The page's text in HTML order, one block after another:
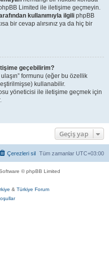
Limited ile iletişime geçmeyin.
kullanımıyla ilgili phpBB
bir cevap alırsınız ya da hiç bir
geçebilirim?
formunu (eğer bu özellik
kullanabilir.
yöneticisi ile iletişime geçmek için
Geçiş yap
Tüm zamanlar UTC+03:00
Çerezleri sil
© phpBB Limited
& Türkiye Forum